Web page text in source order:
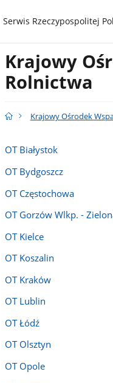
gov.pl
Serwis Rzeczypospolitej
Krajowy
Rolnictwa
Krajowy Ośrodek
OT Białystok
OT Bydgoszcz
OT Częstochowa
OT Gorzów Wlkp. -
OT Kielce
OT Koszalin
OT Kraków
OT Lublin
OT Łódź
OT Olsztyn
OT Opole